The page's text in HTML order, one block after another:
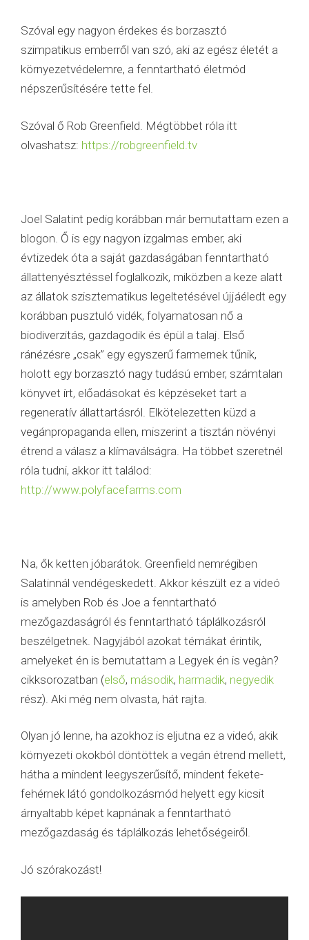
Szóval egy nagyon érdekes és borzasztó
szimpatikus emberről van szó, aki az egész életét a
környezetvédelemre, a fenntartható életmód
népszerűsítésére tette fel.
Szóval ő Rob Greenfield. Mégtöbbet róla itt
olvashatsz: https://robgreenfield.tv
Joel Salatint pedig korábban már bemutattam ezen a
blogon. Ő is egy nagyon izgalmas ember, aki
évtizedek óta a saját gazdaságában fenntartható
állattenyésztéssel foglalkozik, miközben a keze alatt
az állatok szisztematikus legeltetésével újjáéledt egy
korábban pusztuló vidék, folyamatosan nő a
biodiverzitás, gazdagodik és épül a talaj. Első
ránézésre „csak” egy egyszerű farmernek tűnik,
holott egy borzasztó nagy tudású ember, számtalan
könyvet írt, előadásokat és képzéseket tart a
regeneratív állattartásról. Elkötelezetten küzd a
vegánpropaganda ellen, miszerint a tisztán növényi
étrend a válasz a klímaválságra. Ha többet szeretnél
róla tudni, akkor itt találod:
http://www.polyfacefarms.com
Na, ők ketten jóbarátok. Greenfield nemrégiben
Salatinnál vendégeskedett. Akkor készült ez a videó
is amelyben Rob és Joe a fenntartható
mezőgazdaságról és fenntartható táplálkozásról
beszélgetnek. Nagyjából azokat témákat érintik,
amelyeket én is bemutattam a Legyek én is vegàn?
cikksorozatban (első, második, harmadik, negyedik
rész). Aki még nem olvasta, hát rajta.
Olyan jó lenne, ha azokhoz is eljutna ez a videó, akik
környezeti okokból döntöttek a vegán étrend mellett,
hátha a mindent leegyszerűsítő, mindent fekete-
fehérnek látó gondolkozásmód helyett egy kicsit
árnyaltabb képet kapnának a fenntartható
mezőgazdaság és táplálkozás lehetőségeiről.
Jó szórakozást!